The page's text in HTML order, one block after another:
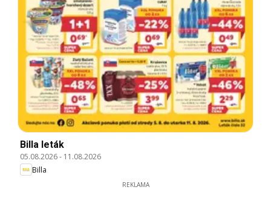
Billa leták
05.08.2026- 11.08.2026
Billa
REKLAMA